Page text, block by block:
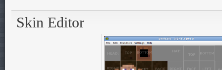
Skin Editor